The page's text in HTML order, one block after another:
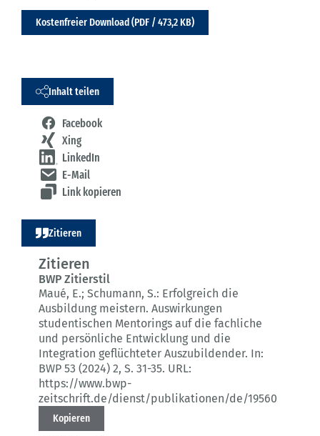
Kostenfreier Download (PDF / 473,2 KB)
Inhalt teilen
Facebook
Xing
LinkedIn
E-Mail
Link kopieren
Zitieren
Zitieren
BWP Zitierstil
Maué, E.; Schumann, S.: Erfolgreich die
Ausbildung meistern. Auswirkungen
studentischen Mentorings auf die fachliche
und persönliche Entwicklung und die
Integration geflüchteter Auszubildender. In:
BWP 53 (2024) 2, S. 31-35. URL:
https://www.bwp-
zeitschrift.de/dienst/publikationen/de/19560
Kopieren